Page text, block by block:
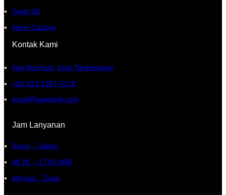
Ganti Oli
Nano Coating
Kontak Kami
Haji Mashudi, Kota Tasikmalaya
+62 813-1897-0216
email@example.com
Jam Lanyanan
Senin – Sabtu:
08.00 – 17.00 WIB
Minggu : Tutup